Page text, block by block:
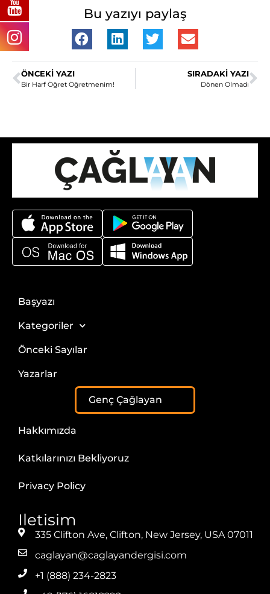
Bu yazıyı paylaş
ÖNCEKI YAZI
Bir Harf Öğret Öğretmenim!
SIRADAKI YAZI
Dönen Olmadı
Başyazı
Kategoriler
Önceki Sayılar
Yazarlar
Genç Çağlayan
Hakkımızda
Katkılarınızı Bekliyoruz
Privacy Policy
Iletisim
335 Clifton Ave, Clifton, New Jersey, USA 07011
caglayan@caglayandergisi.com
+1 (888) 234-2823